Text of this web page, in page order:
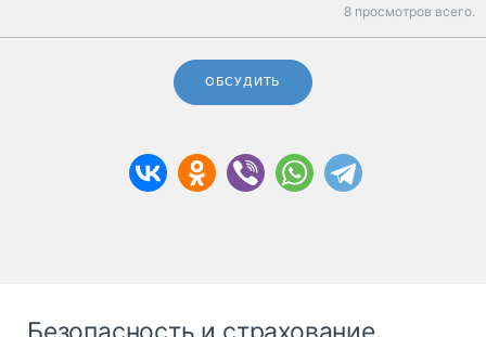
8 просмотров всего.
ОБСУДИТЬ